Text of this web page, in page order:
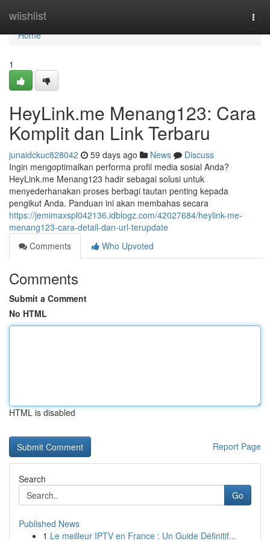
wiishlist
Home
Home
1
HeyLink.me Menang123: Cara
Komplit dan Link Terbaru
junaidckuc828042 59 days ago News
Discuss
Ingin mengoptimalkan performa profil media sosial Anda?
HeyLink.me Menang123 hadir sebagai solusi untuk
menyederhanakan proses berbagi tautan penting kepada
pengikut Anda. Panduan ini akan membahas secara
https://jemimaxspl042136.idblogz.com/42027684/heylink-me-
menang123-cara-detail-dan-url-terupdate
Comments
Who Upvoted
Comments
Submit a Comment
No HTML
HTML is disabled
Report Page
Search
Go
Published News
1 Le meilleur IPTV en France : Un Guide Définitif...